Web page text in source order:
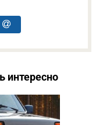
интересно